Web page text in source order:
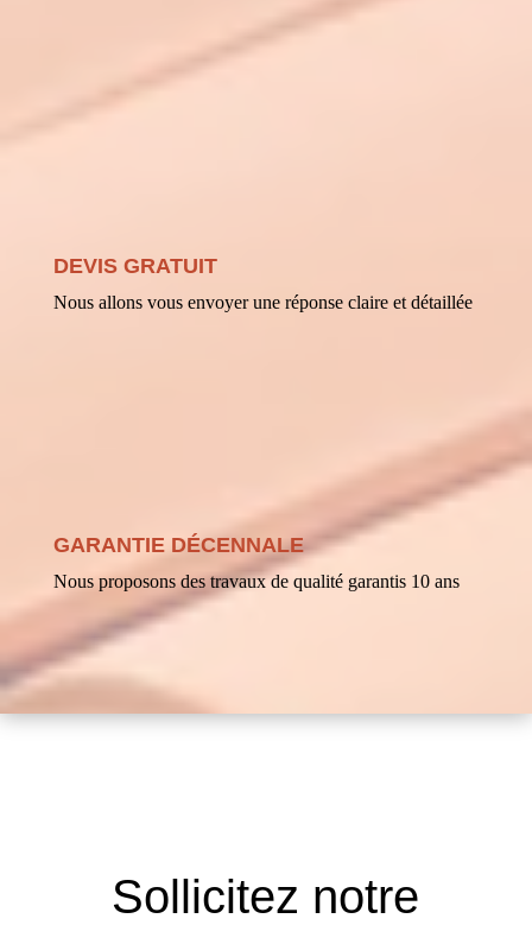
DEVIS GRATUIT
Nous allons vous envoyer une réponse claire et détaillée
GARANTIE DÉCENNALE
Nous proposons des travaux de qualité garantis 10 ans
Sollicitez notre